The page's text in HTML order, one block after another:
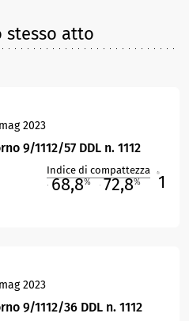
stesso atto
2023
9/1112/57 DDL n. 1112
Indice di compattezza
68,8% 72,8% 1
2023
9/1112/36 DDL n. 1112